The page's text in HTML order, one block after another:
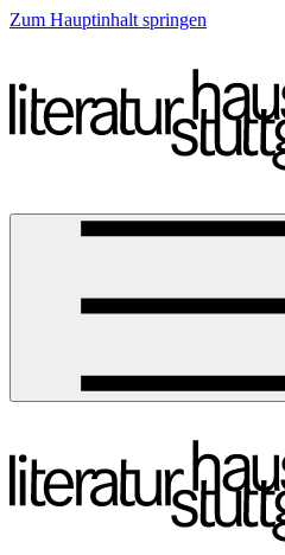
Zum Hauptinhalt springen